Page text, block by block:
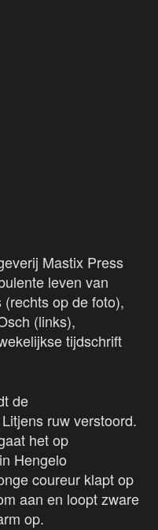
Mastix Press
leven van
op de foto),
(links),
tijdschrift
de
ruw verstoord.
het op
Hengelo
coureur klapt op
aan en loopt zware
op.